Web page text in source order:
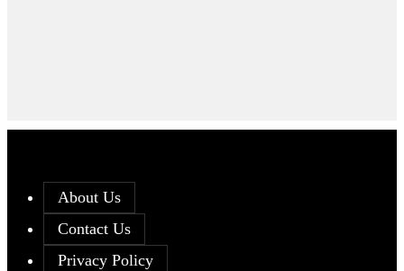
About Us
Contact Us
Privacy Policy